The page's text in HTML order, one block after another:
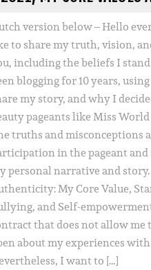
version below – Hello
to share my truth, vision,
including the beliefs I
blogging for 10 years,
my story, and why I
pageants like Miss
truths and misconceptions
in the pageant
personal narrative and
My Core Value,
and Self-
that does not allow me
about my experiences with
I want to […]